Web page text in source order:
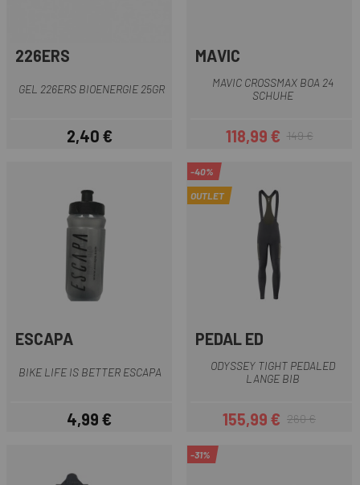
226ERS
GEL 226ERS BIOENERGIE 25GR
Preis
2,40 €
MAVIC
MAVIC CROSSMAX BOA 24
SCHUHE
Preis
118,99 €Regulärer Preis
149 €
ESCAPA
BIKE LIFE IS BETTER ESCAPA
Preis
4,99 €
-40%
OUTLET
PEDAL ED
ODYSSEY TIGHT PEDALED
LANGE BIB
Preis
155,99 €Regulärer Preis
260 €
-31%